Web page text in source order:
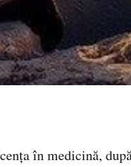
în medicină,